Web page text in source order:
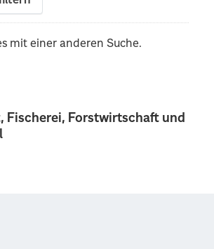
Fischerei, Forstwirtschaft und
mit einer anderen Suche.